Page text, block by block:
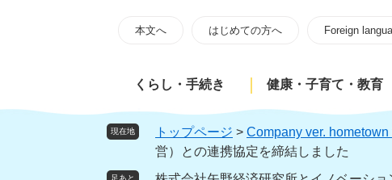
頭
飛
本文へ はじめての方へ Foreign
くらし・手続き 健康・子育て・教育
現在地 トップページ > Company ver.
営）との連携協定を締結しました
足あと